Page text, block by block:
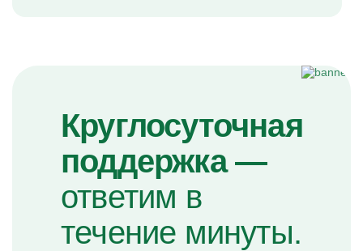
Круглосуточная
поддержка —
ответим в
течение минуты.